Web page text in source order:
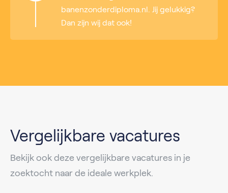
banenzonderdiploma.nl. Jij gelukkig?
Dan zijn wij dat ook!
Vergelijkbare vacatures
Bekijk ook deze vergelijkbare vacatures in je
zoektocht naar de ideale werkplek.